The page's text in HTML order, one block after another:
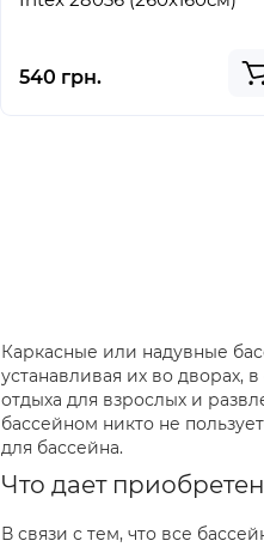
540 грн.
Каркасные или надувные
устанавливая их во дворах,
отдыха для взрослых и
бассейном никто не
для бассейна.
Что дает
В связи с тем, что все